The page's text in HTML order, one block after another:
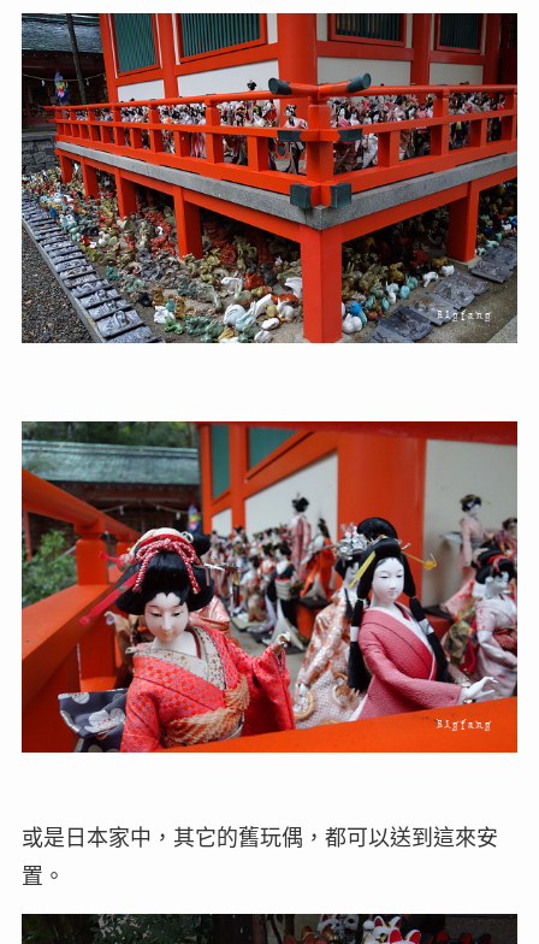
或是日本家中，其它的舊玩偶，都可以送到這來安
置。